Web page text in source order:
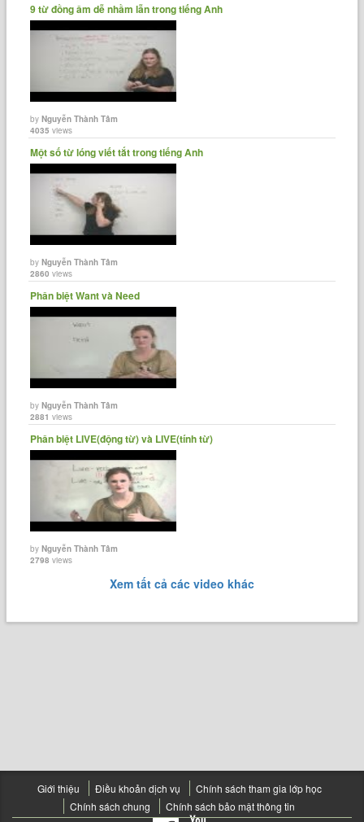
9 từ đồng âm dễ nhầm lẫn trong tiếng Anh
byNguyễn Thành Tâm
4035 views
Một số từ lóng viết tắt trong tiếng Anh
byNguyễn Thành Tâm
2860 views
Phân biệt Want và Need
byNguyễn Thành Tâm
2881 views
Phân biệt LIVE(động từ) và LIVE(tính từ)
byNguyễn Thành Tâm
2798 views
Xem tất cả các video khác
Giới thiệu Điều khoản dịch vụ
Chính sách tham gia lớp học
Chính sách chung
Chính sách bảo mật thông tin